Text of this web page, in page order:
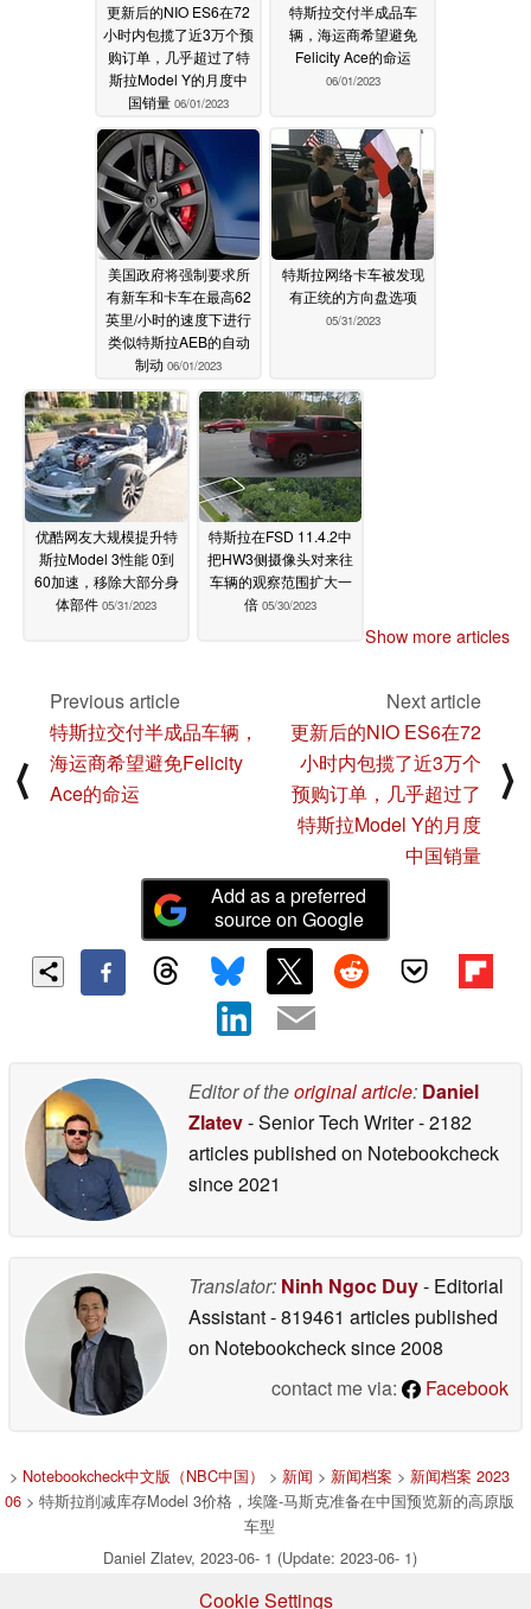
更新后的NIO ES6在72
小时内包揽了近3万个预
购订单，几乎超过了特
斯拉Model Y的月度中
国销量 06/01/2023
特斯拉交付半成品车
辆，海运商希望避免
Felicity Ace的命运
06/01/2023
美国政府将强制要求所
有新车和卡车在最高62
英里/小时的速度下进行
类似特斯拉AEB的自动
制动 06/01/2023
特斯拉网络卡车被发现
有正统的方向盘选项
05/31/2023
优酷网友大规模提升特
斯拉Model 3性能 0到
60加速，移除大部分身
体部件 05/31/2023
特斯拉在FSD 11.4.2中
把HW3侧摄像头对来往
车辆的观察范围扩大一
倍 05/30/2023
Show more articles
⟨
Previous article
特斯拉交付半成品车辆，
海运商希望避免Felicity
Ace的命运
Next article
更新后的NIO ES6在72
小时内包揽了近3万个
预购订单，几乎超过了
特斯拉Model Y的月度
中国销量
⟩
Add as a preferred
source on Google
Editor of theoriginal article: Daniel
Zlatev- Senior Tech Writer- 2182
articles published on Notebookcheck
since 2021
Translator: Ninh Ngoc Duy- Editorial
Assistant- 819461 articles published
on Notebookchecksince 2008
contact me via:
Facebook
> Notebookcheck中文版（NBC中国） > 新闻 > 新闻档案 > 新闻档案 2023
06 > 特斯拉削减库存Model 3价格，埃隆-马斯克准备在中国预览新的高原版
车型
Daniel Zlatev, 2023-06- 1 (Update: 2023-06- 1)
Cookie Settings